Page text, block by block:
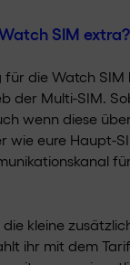
SIM extra?
für die Watch
der Multi-SIM.
wenn diese
wie eure Haupt-
kleine
ihr mit dem